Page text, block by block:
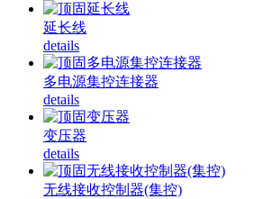
延长线
details
多电源集控连接器
details
变压器
details
无线接收控制器(集控)